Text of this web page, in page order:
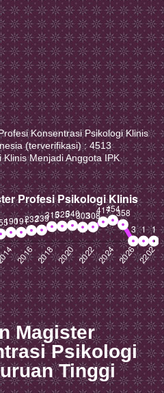
Konsentrasi Psikologi Klinis
(terverifikasi) : 4513
Menjadi Anggota IPK
Magister
Psikologi
Tinggi